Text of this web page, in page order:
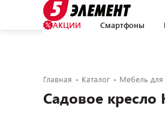
АКЦИИ Смартфоны
Главная Каталог Мебель для
Садовое кресло